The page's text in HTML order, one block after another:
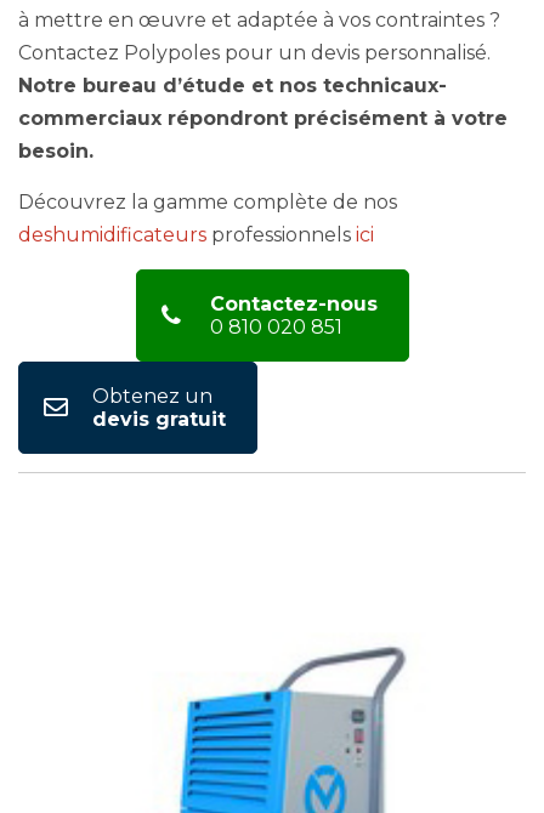
à mettre en œuvre et adaptée à vos contraintes ?
Contactez Polypoles pour un devis personnalisé.
Notre bureau d’étude et nos technicaux-
commerciaux répondront précisément à votre
besoin.
Découvrez la gamme complète de nos
deshumidificateurs professionnels ici
Contactez-nous
0 810 020 851
Obtenez un
devis gratuit